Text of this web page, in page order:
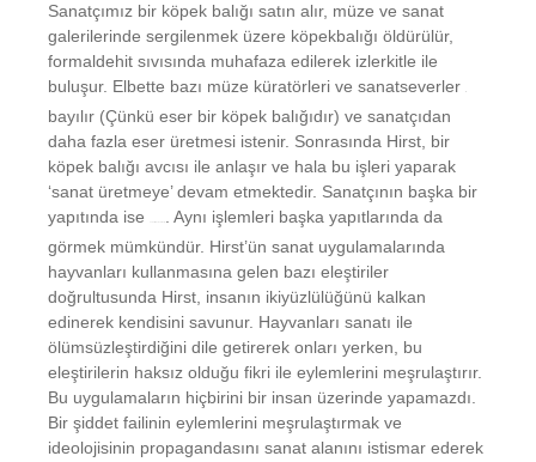
Sanatçımız bir köpek balığı satın alır, müze ve sanat
galerilerinde sergilenmek üzere köpekbalığı öldürülür,
formaldehit sıvısında muhafaza edilerek izlerkitle ile
buluşur. Elbette bazı müze küratörleri ve sanatseverler
bayılır (Çünkü eser bir köpek balığıdır) ve sanatçıdan
daha fazla eser üretmesi istenir. Sonrasında Hirst, bir
köpek balığı avcısı ile anlaşır ve hala bu işleri yaparak
‘sanat üretmeye’ devam etmektedir. Sanatçının başka bir
yapıtında ise
. Aynı işlemleri başka yapıtlarında da
görmek mümkündür. Hirst’ün sanat uygulamalarında
hayvanları kullanmasına gelen bazı eleştiriler
doğrultusunda Hirst, insanın ikiyüzlülüğünü kalkan
edinerek kendisini savunur. Hayvanları sanatı ile
ölümsüzleştirdiğini dile getirerek onları yerken, bu
eleştirilerin haksız olduğu fikri ile eylemlerini meşrulaştırır.
Bu uygulamaların hiçbirini bir insan üzerinde yapamazdı.
Bir şiddet failinin eylemlerini meşrulaştırmak ve
ideolojisinin propagandasını sanat alanını istismar ederek